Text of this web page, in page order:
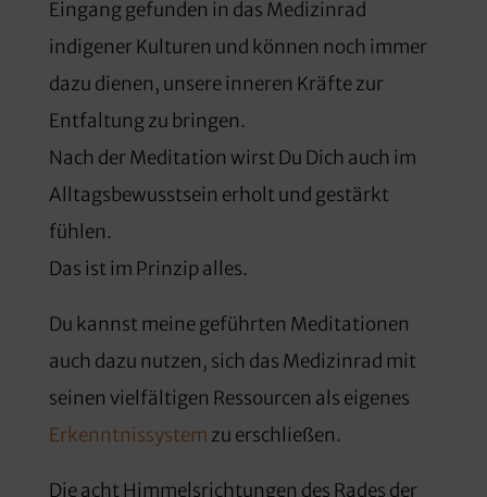
Eingang gefunden in das Medizinrad
indigener Kulturen und können noch immer
dazu dienen, unsere inneren Kräfte zur
Entfaltung zu bringen.
Nach der Meditation wirst Du Dich auch im
Alltagsbewusstsein erholt und gestärkt
fühlen.
Das ist im Prinzip alles.
Du kannst meine geführten Meditationen
auch dazu nutzen, sich das Medizinrad mit
seinen vielfältigen Ressourcen als eigenes
Erkenntnissystem zu erschließen.
Die acht Himmelsrichtungen des Rades der